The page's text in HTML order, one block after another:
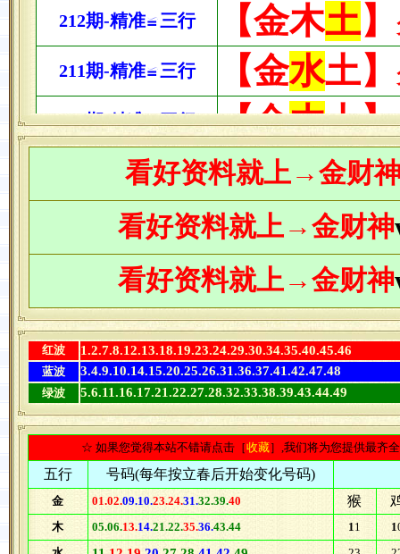
看好资料就上→金财
看好资料就上→金财神
看好资料就上→金财神
红波 1.2.7.8.12.13.18.19.23.24.29.30.34.35.40.45.46
蓝波 3.4.9.10.14.15.20.25.26.31.36.37.41.42.47.48
绿波 5.6.11.16.17.21.22.27.28.32.33.38.39.43.44.49
☆ 如果您觉得本站不错请点击［收藏］,我们将为您提供最齐
五行 号码(每年按立春后开始变化号码)
金 01.02.09.10.23.24.31.32.39.40 猴
木 05.06.13.14.21.22.35.36.43.44 11 1